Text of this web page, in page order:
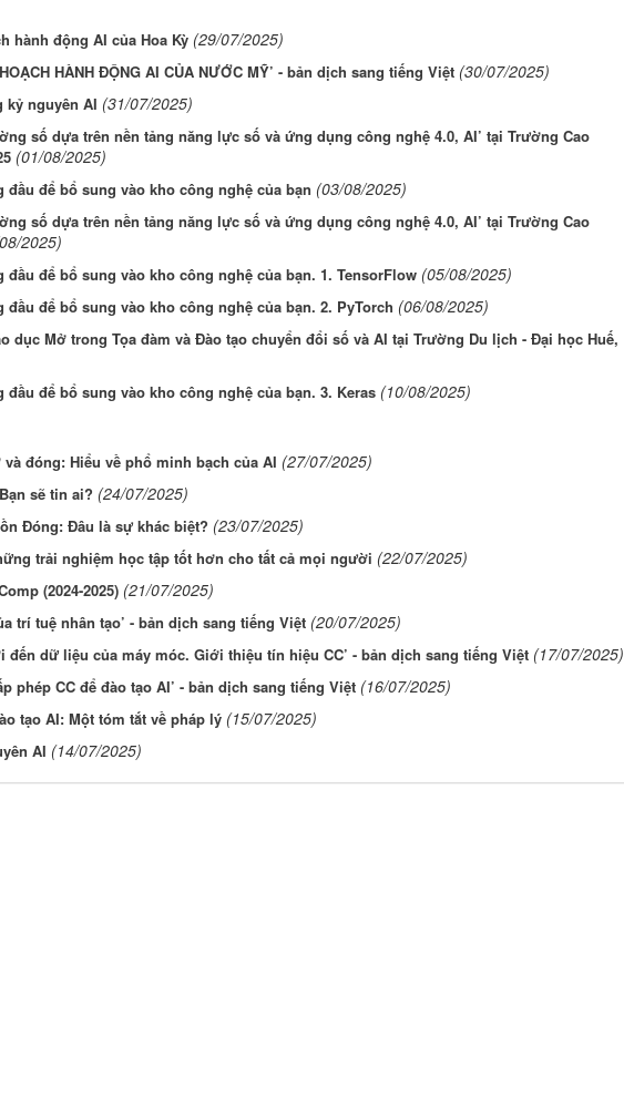
hành động AI của Hoa Kỳ (29/07/2025)
HÀNH ĐỘNG AI CỦA NƯỚC MỸ’ - bản dịch sang tiếng Việt (30/07/2025)
kỷ nguyên AI (31/07/2025)
số dựa trên nền tảng năng lực số và ứng dụng công nghệ 4.0, AI’ tại Trường Cao
(01/08/2025)
đầu để bổ sung vào kho công nghệ của bạn (03/08/2025)
số dựa trên nền tảng năng lực số và ứng dụng công nghệ 4.0, AI’ tại Trường Cao
2025)
đầu để bổ sung vào kho công nghệ của bạn. 1. TensorFlow (05/08/2025)
đầu để bổ sung vào kho công nghệ của bạn. 2. PyTorch (06/08/2025)
dục Mở trong Tọa đàm và Đào tạo chuyển đổi số và AI tại Trường Du lịch - Đại học Huế,
đầu để bổ sung vào kho công nghệ của bạn. 3. Keras (10/08/2025)
đóng: Hiểu về phổ minh bạch của AI (27/07/2025)
sẽ tin ai? (24/07/2025)
Đóng: Đâu là sự khác biệt? (23/07/2025)
trải nghiệm học tập tốt hơn cho tất cả mọi người (22/07/2025)
(2024-2025) (21/07/2025)
trí tuệ nhân tạo’ - bản dịch sang tiếng Việt (20/07/2025)
đến dữ liệu của máy móc. Giới thiệu tín hiệu CC’ - bản dịch sang tiếng Việt (17/07/2025)
phép CC để đào tạo AI’ - bản dịch sang tiếng Việt (16/07/2025)
tạo AI: Một tóm tắt về pháp lý (15/07/2025)
AI (14/07/2025)